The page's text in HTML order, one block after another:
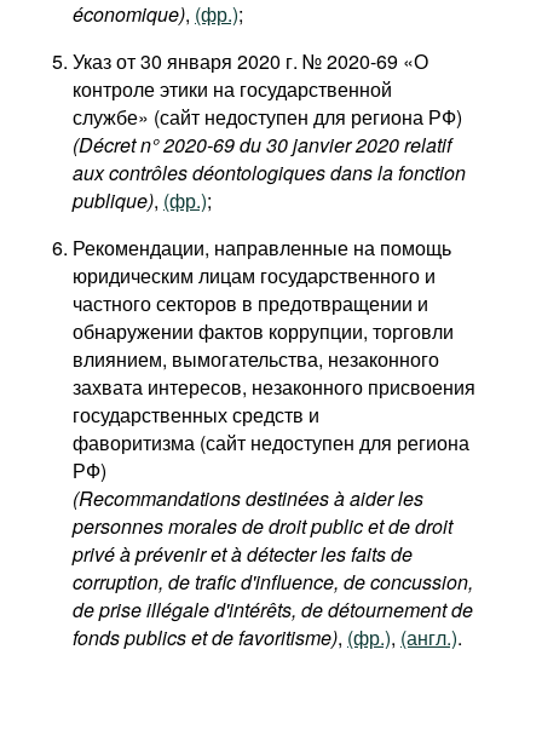
économique), (фр.);
Указ от 30 января 2020 г. № 2020-69 «О
контроле этики на государственной
службе» (сайт недоступен для региона РФ)
(Décret n° 2020-69 du 30 janvier 2020 relatif
aux contrôles déontologiques dans la fonction
publique), (фр.);
Рекомендации, направленные на помощь
юридическим лицам государственного и
частного секторов в предотвращении и
обнаружении фактов коррупции, торговли
влиянием, вымогательства, незаконного
захвата интересов, незаконного присвоения
государственных средств и
фаворитизма (сайт недоступен для региона
РФ)
(Recommandations destinées à aider les
personnes morales de droit public et de droit
privé à prévenir et à détecter les faits de
corruption, de trafic d'influence, de concussion,
de prise illégale d'intérêts, de détournement de
fonds publics et de favoritisme), (фр.), (англ.).